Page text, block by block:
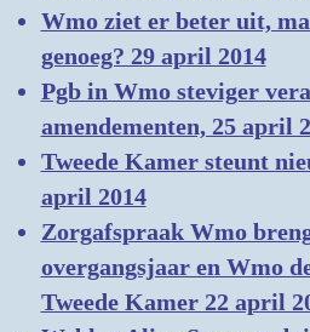
Wmo ziet er beter uit,
genoeg? 29 april 2014
Pgb in Wmo steviger
amendementen, 25 april
Tweede Kamer steunt
april 2014
Zorgafspraak Wmo
overgangsjaar en Wmo
Tweede Kamer 22 april